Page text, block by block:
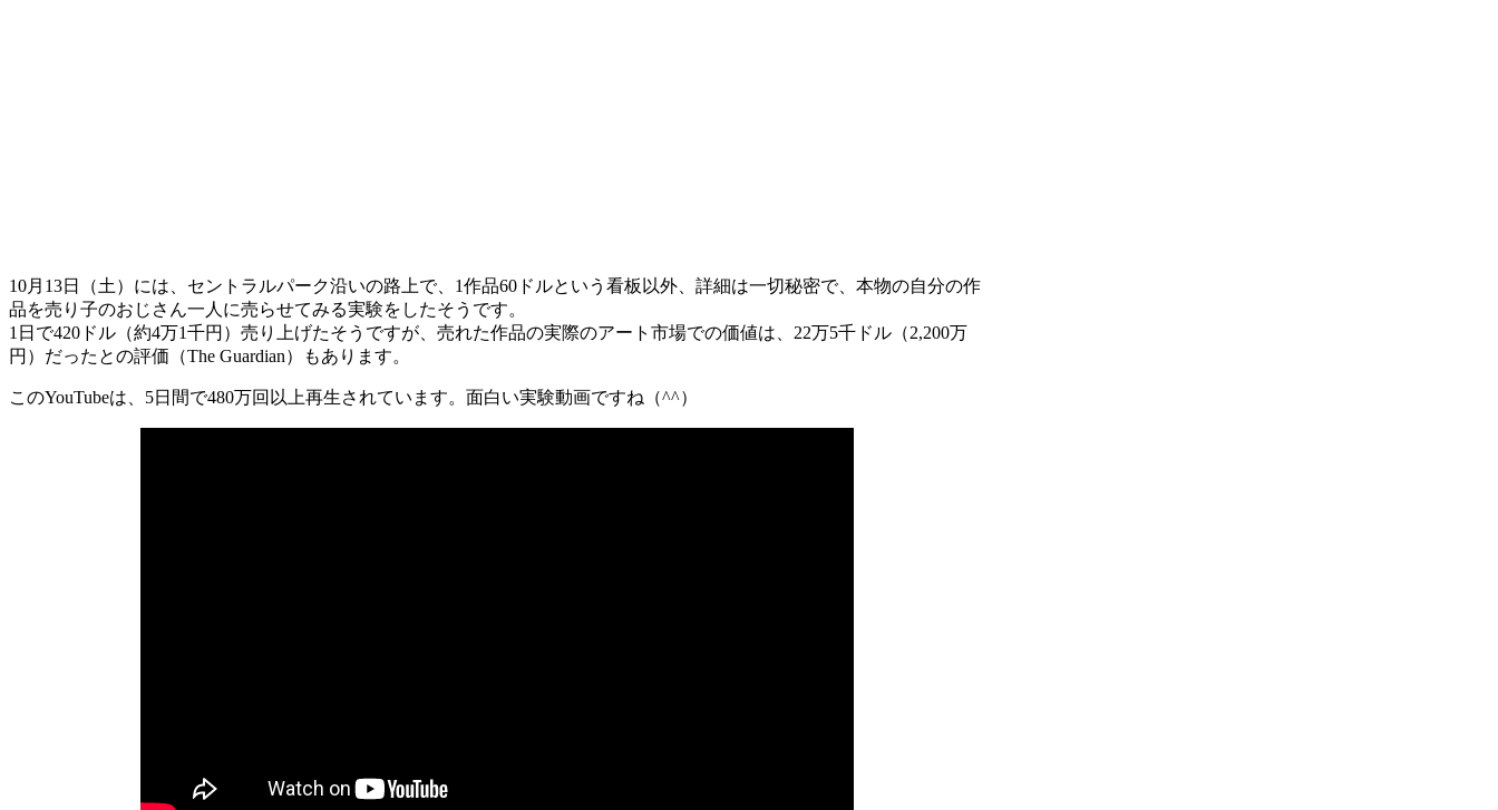
10月13日（土）には、セントラルパーク沿いの路上で、1作品60ドルという看板以外、詳細は一切秘密で、本物の自分の作
品を売り子のおじさん一人に売らせてみる実験をしたそうです。
1日で420ドル（約4万1千円）売り上げたそうですが、売れた作品の実際のアート市場での価値は、22万5千ドル（2,200万
円）だったとの評価（The Guardian）もあります。
このYouTubeは、5日間で480万回以上再生されています。面白い実験動画ですね（^^）